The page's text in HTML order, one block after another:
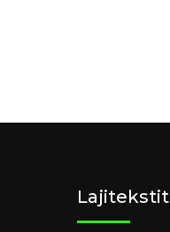
Lajitekstit